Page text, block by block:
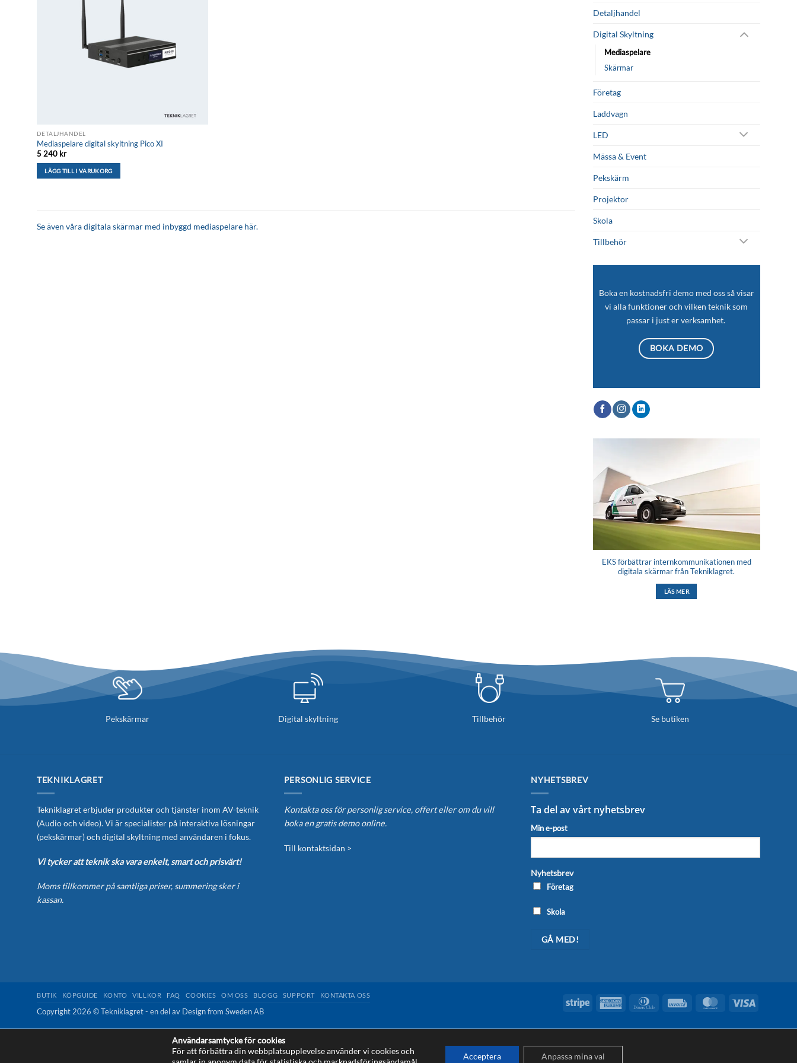
DETALJHANDEL
Mediaspelare digital skyltning Pico XI
5 240 kr
LÄGG TILL I VARUKORG
Se även våra digitala skärmar med inbyggd mediaspelare här.
Detaljhandel
Digital Skyltning
Mediaspelare
Skärmar
Företag
Laddvagn
LED
Mässa & Event
Pekskärm
Projektor
Skola
Tillbehör
Boka en kostnadsfri demo med oss så visar
vi alla funktioner och vilken teknik som
passar i just er verksamhet.
BOKA DEMO
EKS förbättrar internkommunikationen med
digitala skärmar från Tekniklagret.
LÄS MER
Pekskärmar Digital skyltning Tillbehör Se butiken
TEKNIKLAGRET
Tekniklagret erbjuder produkter och tjänster inom AV-teknik
(Audio och video). Vi är specialister på interaktiva lösningar
(pekskärmar) och digital skyltning med användaren i fokus.
Vi tycker att teknik ska vara enkelt, smart och prisvärt!
Moms tillkommer på samtliga priser, summering sker i
kassan.
PERSONLIG SERVICE
Kontakta oss för personlig service, offert eller om du vill
boka en gratis demo online.
Till kontaktsidan >
NYHETSBREV
Ta del av vårt nyhetsbrev
Min e-post
Nyhetsbrev
Företag
Skola
Stripe
American
Dinners
Invoice MasterCard
BUTIK KÖPGUIDE KONTO VILLKOR FAQ COOKIES OM OSS BLOGG SUPPORT KONTAKTA OSS
Copyright 2026 © Tekniklagret - en del av Design from Sweden AB
Användarsamtycke för cookies
För att förbättra din webbplatsupplevelse använder vi cookies och
Acceptera Anpassa mina val